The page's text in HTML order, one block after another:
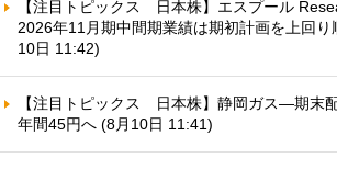
【注目トピックス 日本株】エスプール
2026年11月期中間期業績は期初計画を上回り
10日 11:42)
【注目トピックス 日本株】静岡ガス—期末
年間45円へ (8月10日 11:41)